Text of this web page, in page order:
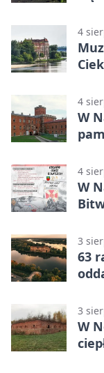
4
4
W
4
W
3
63
3
W